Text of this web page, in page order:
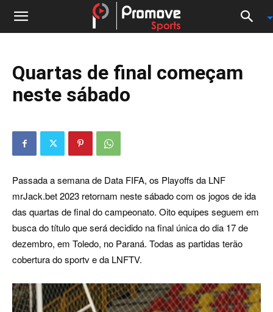
Quartas de final começam
neste sábado
Passada a semana de Data FIFA, os Playoffs da LNF
mrJack.bet 2023 retornam neste sábado com os jogos de ida
das quartas de final do campeonato. Oito equipes seguem em
busca do título que será decidido na final única do dia 17 de
dezembro, em Toledo, no Paraná. Todas as partidas terão
cobertura do sportv e da LNFTV.